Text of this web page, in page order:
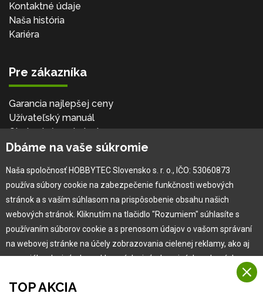
Kontaktné údaje
Naša história
Kariéra
Pre zákazníka
Garancia najlepšej ceny
Užívateľský manuál
Obchodné podmienky
Zákazník & partner
Novinky
TOP AKCIA
Dbáme na vaše súkromie
Naša spoločnosť HOBBYTEC Slovensko s. r. o., IČO: 53060873
používa súbory cookie na zabezpečenie funkčnosti webových
stránok a s vaším súhlasom na prispôsobenie obsahu našich
webových stránok. Kliknutím na tlačidlo "Rozumiem" súhlasíte s
používaním súborov cookie a s prenosom údajov o vašom správaní
na webovej stránke na účely zobrazovania cielenej reklamy, ako aj
na sociálnych sieťach a reklamných sieťach na iných webových
Viac informácií